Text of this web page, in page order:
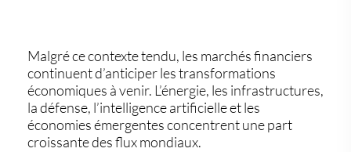
Malgré ce contexte tendu, les marchés financiers
continuent d’anticiper les transformations
économiques à venir. L’énergie, les infrastructures,
la défense, l’intelligence artificielle et les
économies émergentes concentrent une part
croissante des flux mondiaux.